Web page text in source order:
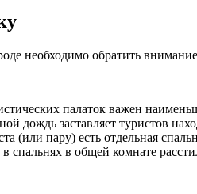
необходимо обратить
палаток важен
дождь заставляет туристов
(или пару) есть отдельная
спальнях в общей комнате